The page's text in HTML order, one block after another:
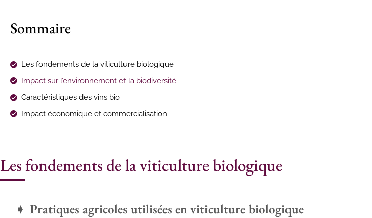
Sommaire
Les fondements de la viticulture biologique
Impact sur l’environnement et la biodiversité
Caractéristiques des vins bio
Impact économique et commercialisation
Les fondements de la viticulture biologique
Pratiques agricoles utilisées en viticulture biologique